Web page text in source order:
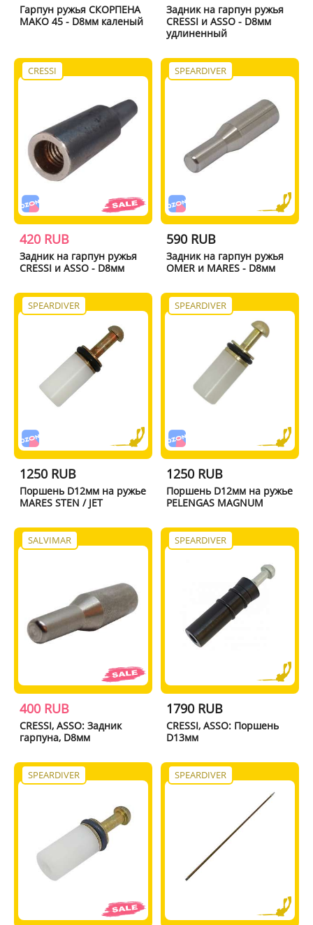
Гарпун ружья СКОРПЕНА
MAKO 45 - D8мм каленый
Задник на гарпун ружья
CRESSI и ASSO - D8мм
удлиненный
CRESSI
420 RUB
Задник на гарпун ружья
CRESSI и ASSO - D8мм
SPEARDIVER
590 RUB
Задник на гарпун ружья
OMER и MARES - D8мм
SPEARDIVER
1250 RUB
Поршень D12мм на ружье
MARES STEN / JET
SPEARDIVER
1250 RUB
Поршень D12мм на ружье
PELENGAS MAGNUM
SALVIMAR
400 RUB
CRESSI, ASSO: Задник
гарпуна, D8мм
SPEARDIVER
1790 RUB
CRESSI, ASSO: Поршень
D13мм
SPEARDIVER SPEARDIVER